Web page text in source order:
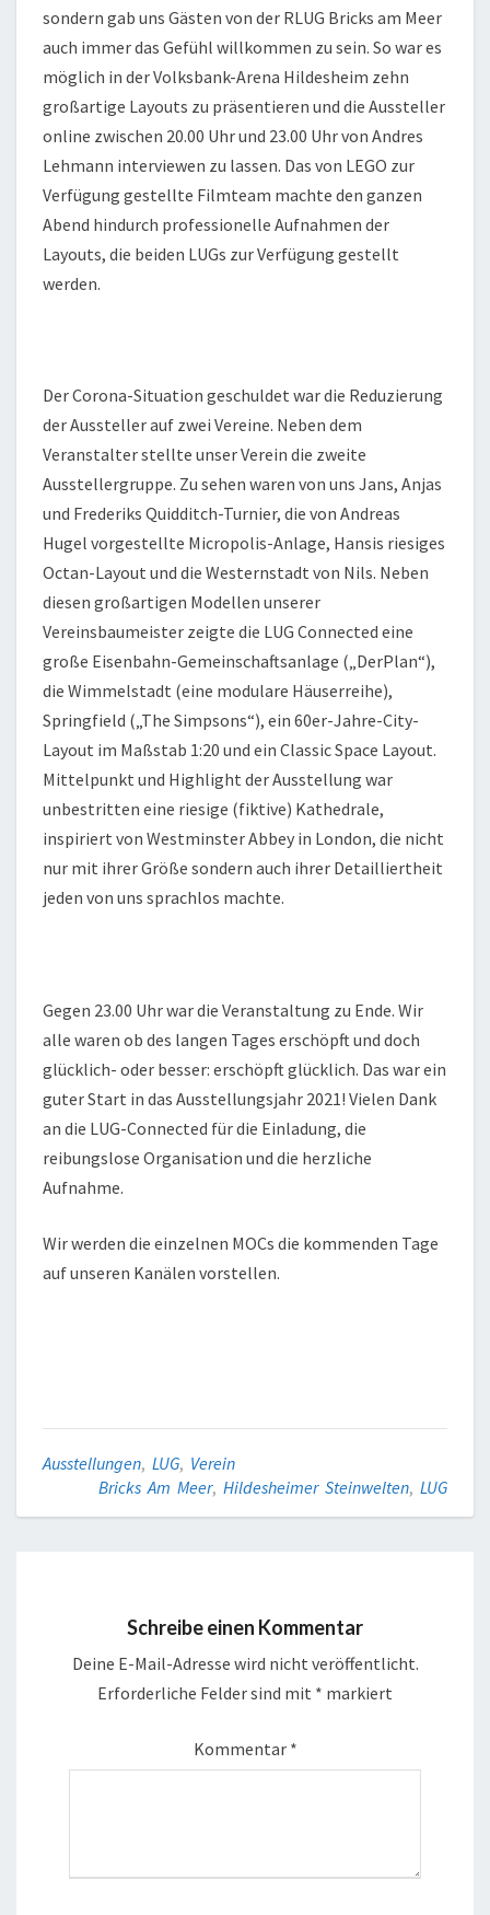
sondern gab uns Gästen von der RLUG Bricks am Meer
auch immer das Gefühl willkommen zu sein. So war es
möglich in der Volksbank-Arena Hildesheim zehn
großartige Layouts zu präsentieren und die Aussteller
online zwischen 20.00 Uhr und 23.00 Uhr von Andres
Lehmann interviewen zu lassen. Das von LEGO zur
Verfügung gestellte Filmteam machte den ganzen
Abend hindurch professionelle Aufnahmen der
Layouts, die beiden LUGs zur Verfügung gestellt
werden.
Der Corona-Situation geschuldet war die Reduzierung
der Aussteller auf zwei Vereine. Neben dem
Veranstalter stellte unser Verein die zweite
Ausstellergruppe. Zu sehen waren von uns Jans, Anjas
und Frederiks Quidditch-Turnier, die von Andreas
Hugel vorgestellte Micropolis-Anlage, Hansis riesiges
Octan-Layout und die Westernstadt von Nils. Neben
diesen großartigen Modellen unserer
Vereinsbaumeister zeigte die LUG Connected eine
große Eisenbahn-Gemeinschaftsanlage („DerPlan“),
die Wimmelstadt (eine modulare Häuserreihe),
Springfield („The Simpsons“), ein 60er-Jahre-City-
Layout im Maßstab 1:20 und ein Classic Space Layout.
Mittelpunkt und Highlight der Ausstellung war
unbestritten eine riesige (fiktive) Kathedrale,
inspiriert von Westminster Abbey in London, die nicht
nur mit ihrer Größe sondern auch ihrer Detailliertheit
jeden von uns sprachlos machte.
Gegen 23.00 Uhr war die Veranstaltung zu Ende. Wir
alle waren ob des langen Tages erschöpft und doch
glücklich- oder besser: erschöpft glücklich. Das war ein
guter Start in das Ausstellungsjahr 2021! Vielen Dank
an die LUG-Connected für die Einladung, die
reibungslose Organisation und die herzliche
Aufnahme.
Wir werden die einzelnen MOCs die kommenden Tage
auf unseren Kanälen vorstellen.
Ausstellungen, LUG, Verein
Bricks Am Meer, Hildesheimer Steinwelten, LUG
Schreibe einen Kommentar
Deine E-Mail-Adresse wird nicht veröffentlicht.
Erforderliche Felder sind mit * markiert
Kommentar *